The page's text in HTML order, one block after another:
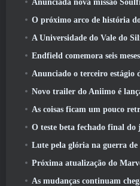
Anunciada nova missão
O próximo arco de história do Warframe leva os
A Universidade do Vale do Silício está oferecendo bolsas de
Endfield comemora seis meses de fábricas
Anunciado o terceiro estágio do teste beta
Novo trailer do Aniimo é lançado com o
As coisas ficam um pouco retrô
O teste beta fechado final do jogo de tiro F2P da
Lute pela glória na guerra de
Próxima atualização do Marvel
As mudanças continuam chegando ao